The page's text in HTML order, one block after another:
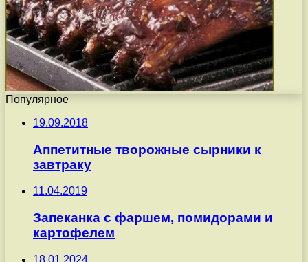
Популярное
19.09.2018
Аппетитные творожные сырники к
завтраку
11.04.2019
Запеканка с фаршем, помидорами и
картофелем
18.01.2024